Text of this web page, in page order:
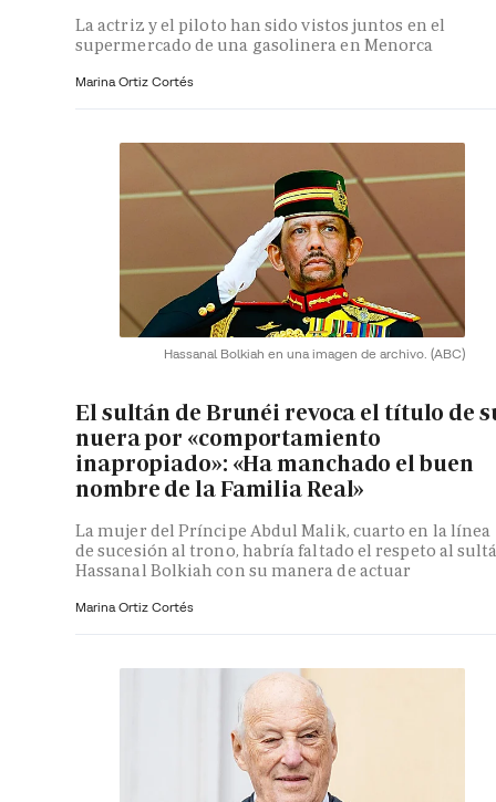
La actriz y el piloto han sido vistos juntos en el
supermercado de una gasolinera en Menorca
Marina Ortiz Cortés
Hassanal Bolkiah en una imagen de archivo. (ABC)
El sultán de Brunéi revoca el título de
nuera por «comportamiento
inapropiado»: «Ha manchado el buen
nombre de la Familia Real»
La mujer del Príncipe Abdul Malik, cuarto en la línea
de sucesión al trono, habría faltado el respeto al
Hassanal Bolkiah con su manera de actuar
Marina Ortiz Cortés